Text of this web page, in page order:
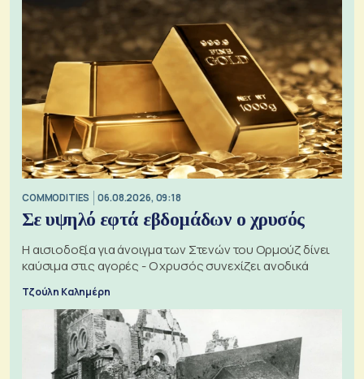
COMMODITIES 06.08.2026, 09:18
Σε υψηλό εφτά εβδομάδων ο χρυσός
Η αισιοδοξία για άνοιγμα των Στενών του Ορμούζ δίνει
καύσιμα στις αγορές - Ο χρυσός συνεχίζει ανοδικά
Τζούλη Καλημέρη